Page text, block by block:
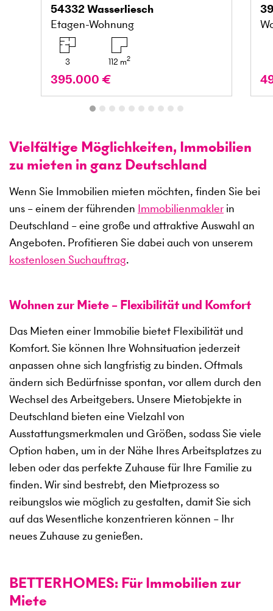
54332Wasserliesch
Etagen-Wohnung
3 112 m2
395.000 €
Vielfältige Möglichkeiten, Immobilien
zu mieten in ganz Deutschland
Wenn Sie Immobilien mieten möchten, finden Sie bei
uns – einem der führenden Immobilienmakler in
Deutschland – eine große und attraktive Auswahl an
Angeboten. Profitieren Sie dabei auch von unserem
kostenlosen Suchauftrag.
Wohnen zur Miete – Flexibilität und Komfort
Das Mieten einer Immobilie bietet Flexibilität und
Komfort. Sie können Ihre Wohnsituation jederzeit
anpassen ohne sich langfristig zu binden. Oftmals
ändern sich Bedürfnisse spontan, vor allem durch den
Wechsel des Arbeitgebers. Unsere Mietobjekte in
Deutschland bieten eine Vielzahl von
Ausstattungsmerkmalen und Größen, sodass Sie viele
Option haben, um in der Nähe Ihres Arbeitsplatzes zu
leben oder das perfekte Zuhause für Ihre Familie zu
finden. Wir sind bestrebt, den Mietprozess so
reibungslos wie möglich zu gestalten, damit Sie sich
auf das Wesentliche konzentrieren können – Ihr
neues Zuhause zu genießen.
BETTERHOMES: Für Immobilien zur
Miete